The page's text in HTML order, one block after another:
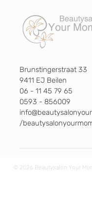
Brunstingerstraat 33
9411 EJ Beilen
06 - 11 45 79 65
0593 - 856009
/
© 2026 Beautysalon Your